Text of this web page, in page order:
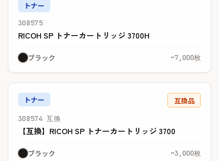
トナー
308575
RICOH SP トナーカートリッジ 3700H
ブラック ~7,000枚
トナー 互換品
308574 互換
【互換】RICOH SP トナーカートリッジ 3700
ブラック ~3,000枚